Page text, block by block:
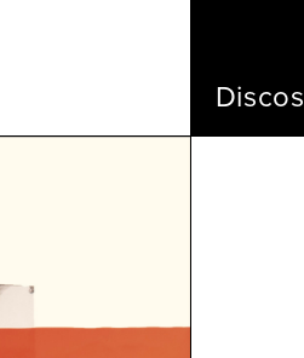
Discos